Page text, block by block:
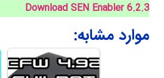
Download SEN Enabler 6.2.3
موارد مشابه: